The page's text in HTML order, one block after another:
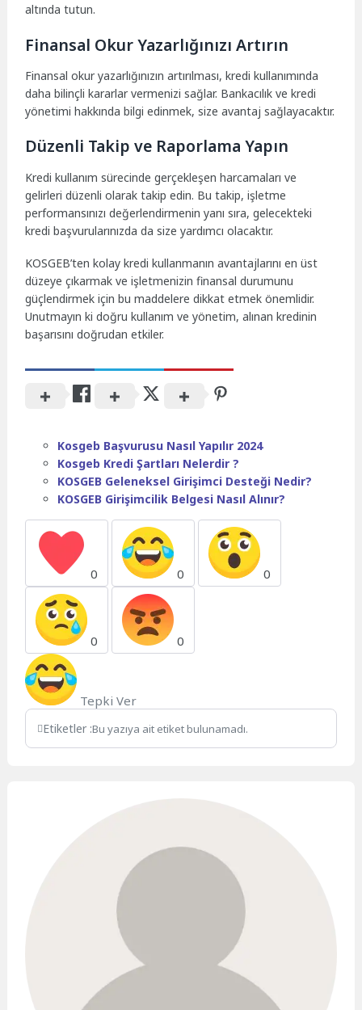
altında tutun.
Finansal Okur Yazarlığınızı Artırın
Finansal okur yazarlığınızın artırılması, kredi kullanımında
daha bilinçli kararlar vermenizi sağlar. Bankacılık ve kredi
yönetimi hakkında bilgi edinmek, size avantaj sağlayacaktır.
Düzenli Takip ve Raporlama Yapın
Kredi kullanım sürecinde gerçekleşen harcamaları ve
gelirleri düzenli olarak takip edin. Bu takip, işletme
performansınızı değerlendirmenin yanı sıra, gelecekteki
kredi başvurularınızda da size yardımcı olacaktır.
KOSGEB’ten kolay kredi kullanmanın avantajlarını en üst
düzeye çıkarmak ve işletmenizin finansal durumunu
güçlendirmek için bu maddelere dikkat etmek önemlidir.
Unutmayın ki doğru kullanım ve yönetim, alınan kredinin
başarısını doğrudan etkiler.
Kosgeb Başvurusu Nasıl Yapılır 2024
Kosgeb Kredi Şartları Nelerdir ?
KOSGEB Geleneksel Girişimci Desteği Nedir?
KOSGEB Girişimcilik Belgesi Nasıl Alınır?
0 0 0
0 0
Tepki Ver
Etiketler :Bu yazıya ait etiket bulunamadı.